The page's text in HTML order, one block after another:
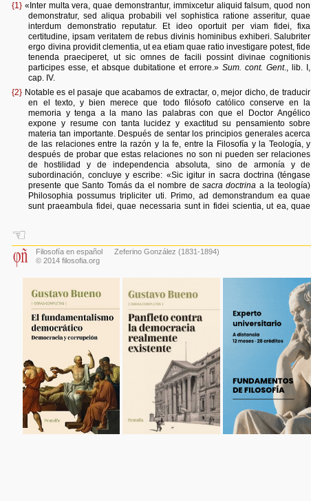
{1} «Inter multa vera, quae demonstrantur, immixcetur aliquid falsum, quod non
demonstratur, sed aliqua probabili vel sophistica ratione asseritur, quae
interdum demonstratio reputatur. Et ideo oportuit per viam fidei, fixa
certitudine, ipsam veritatem de rebus divinis hominibus exhiberi. Salubriter
ergo divina providit clementia, ut ea etiam quae ratio investigare potest, fide
tenenda praeciperet, ut sic omnes de facili possint divinae cognitionis
participes esse, et absque dubitatione et errore.»Sum. cont. Gent., lib. I,
cap. IV.
{2} Notable es el pasaje que acabamos de extractar, o, mejor dicho, de traducir
en el texto, y bien merece que todo filósofo católico conserve en la
memoria y tenga a la mano las palabras con que el Doctor Angélico
expone y resume con tanta lucidez y exactitud su pensamiento sobre
materia tan importante. Después de sentar los principios generales acerca
de las relaciones entre la razón y la fe, entre la Filosofía y la Teología, y
después de probar que estas relaciones no son ni pueden ser relaciones
de hostilidad y de independencia absoluta, sino de armonía y de
subordinación, concluye y escribe: «Sic igitur in sacra doctrina (téngase
presente que Santo Tomás da el nombre desacra doctrina a la teología)
Philosophia possumus tripliciter uti. Primo, ad demonstrandum ea quae
sunt praeambula fidei, quae necessaria sunt in fidei scientia, ut ea, quae
☜
Filosofía en español
© 2014 filosofia.org
Zeferino González (1831-1894)